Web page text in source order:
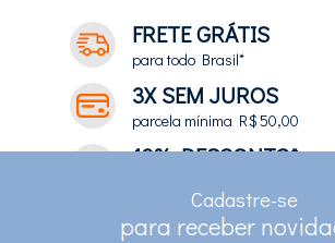
FRETE GRÁTIS
para todo Brasil*
3X SEM JUROS
parcela mínima R$ 50,00
10% DESCONTO*
RASTREAMENTO
Cadastre-se
para receber